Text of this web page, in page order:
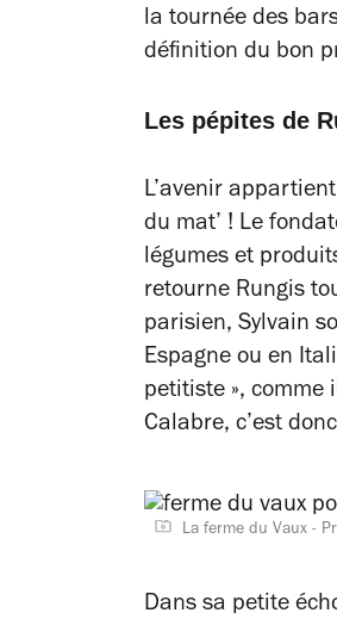
la tournée des
définition du bon
Les pépites de
L’avenir
du mat’ ! Le
légumes et
retourne Rungis
parisien, Sylvain
Espagne ou en
petitiste », comme
Calabre, c’est
La ferme du Vaux -
Dans sa petite